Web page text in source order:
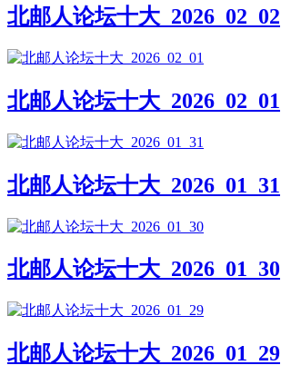
北邮人论坛十大_2026_02_02
北邮人论坛十大_2026_02_01
北邮人论坛十大_2026_01_31
北邮人论坛十大_2026_01_30
北邮人论坛十大_2026_01_29